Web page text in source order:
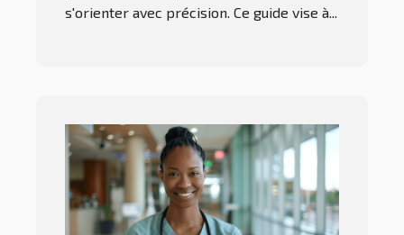
s'orienter avec précision. Ce guide vise à...